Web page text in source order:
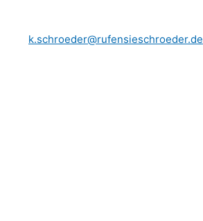
k.schroeder@rufensieschroeder.de